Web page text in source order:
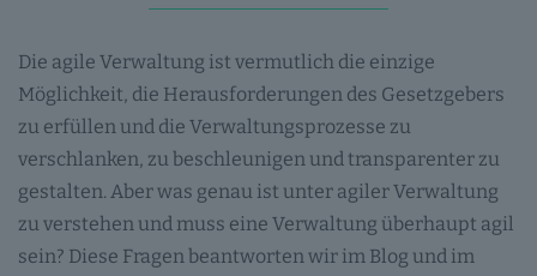
Die agile Verwaltung ist vermutlich die einzige
Möglichkeit, die Herausforderungen des Gesetzgebers
zu erfüllen und die Verwaltungsprozesse zu
verschlanken, zu beschleunigen und transparenter zu
gestalten. Aber was genau ist unter agiler Verwaltung
zu verstehen und muss eine Verwaltung überhaupt agil
sein? Diese Fragen beantworten wir im Blog und im